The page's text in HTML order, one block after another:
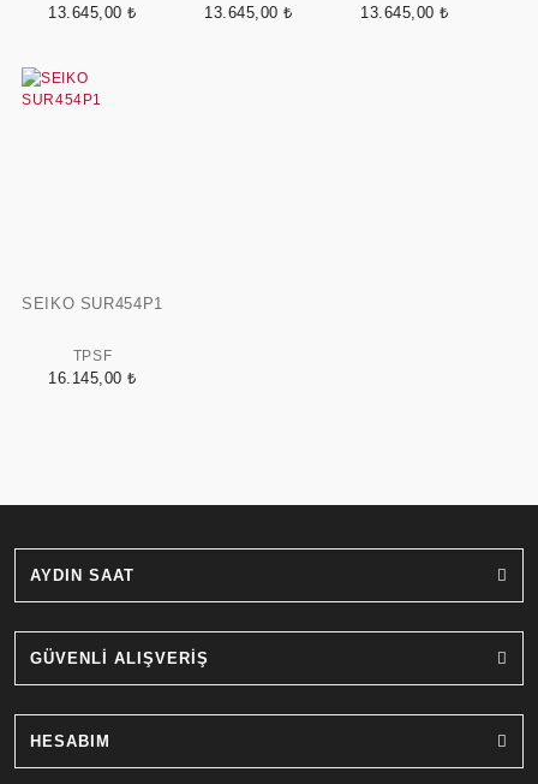
13.645,00 ₺ 13.645,00 ₺ 13.645,00 ₺
SEIKO SUR454P1
TPSF
16.145,00 ₺
AYDIN SAAT
GÜVENLİ ALIŞVERİŞ
HESABIM